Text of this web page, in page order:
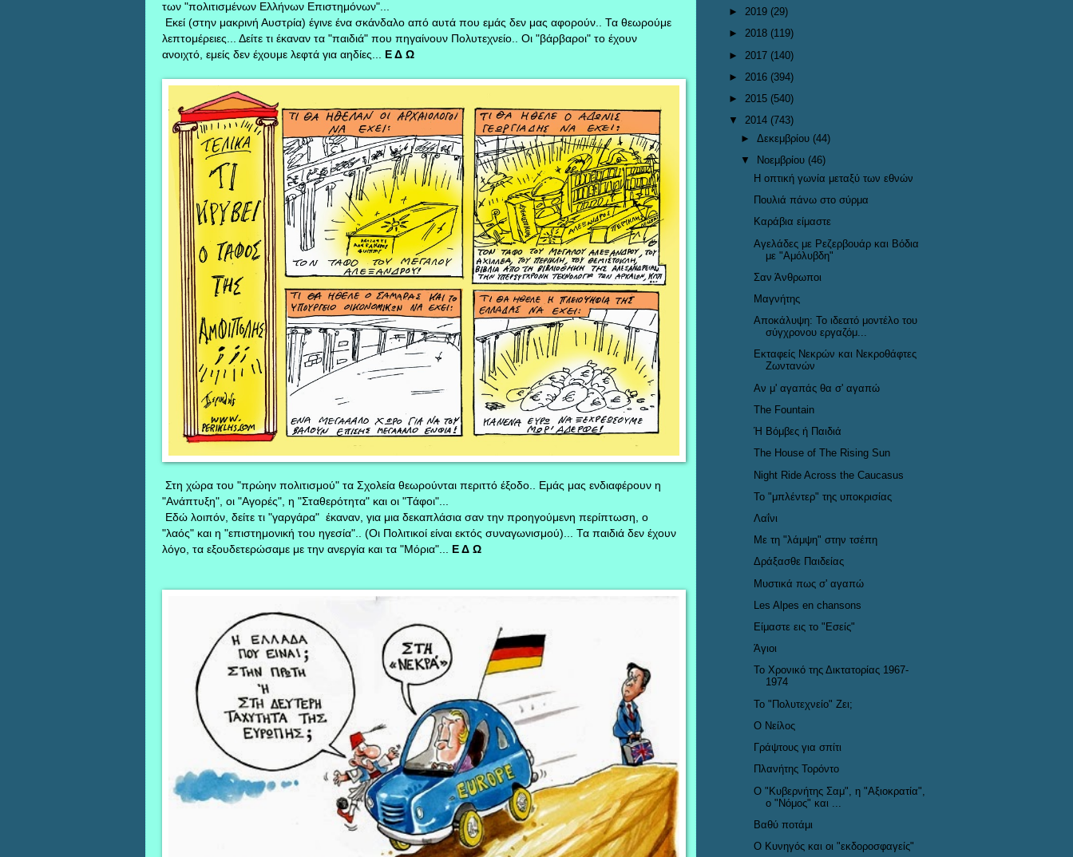
των "πολιτισμένων Ελλήνων Επιστημόνων"...
Εκεί (στην μακρινή Αυστρία) έγινε ένα σκάνδαλο από αυτά που εμάς δεν μας αφορούν.. Τα θεωρούμε
λεπτομέρειες... Δείτε τι έκαναν τα "παιδιά" που πηγαίνουν Πολυτεχνείο.. Οι "βάρβαροι" το έχουν
ανοιχτό, εμείς δεν έχουμε λεφτά για αηδίες... Ε Δ Ω
Στη χώρα του "πρώην πολιτισμού" τα Σχολεία θεωρούνται περιττό έξοδο.. Εμάς μας ενδιαφέρουν η
"Ανάπτυξη", οι "Αγορές", η "Σταθερότητα" και οι "Τάφοι"...
Εδώ λοιπόν, δείτε τι "γαργάρα" έκαναν, για μια δεκαπλάσια σαν την προηγούμενη περίπτωση, ο
"λαός" και η "επιστημονική του ηγεσία".. (Οι Πολιτικοί είναι εκτός συναγωνισμού)... Τα παιδιά δεν έχουν
λόγο, τα εξουδετερώσαμε με την ανεργία και τα "Μόρια"...
Ε Δ Ω
► 2019 (29)
► 2018 (119)
► 2017 (140)
► 2016 (394)
► 2015 (540)
▼ 2014 (743)
►Δεκεμβρίου (44)
▼
Νοεμβρίου (46)
Η οπτική γωνία μεταξύ των εθνών
Πουλιά πάνω στο σύρμα
Καράβια είμαστε
Αγελάδες με Ρεζερβουάρ και Βόδια
με "Αμόλυβδη"
Σαν Άνθρωποι
Μαγνήτης
Αποκάλυψη: Το ιδεατό μοντέλο του
σύγχρονου εργαζόμ...
Εκταφείς Νεκρών και Νεκροθάφτες
Ζωντανών
Αν μ' αγαπάς θα σ' αγαπώ
The Fountain
Ή Βόμβες ή Παιδιά
The House of The Rising Sun
Night Ride Across the Caucasus
Το "μπλέντερ" της υποκρισίας
Λαΐνι
Με τη "λάμψη" στην τσέπη
Δράξασθε Παιδείας
Μυστικά πως σ' αγαπώ
Les Alpes en chansons
Είμαστε εις το "Εσείς"
Άγιοι
Το Χρονικό της Δικτατορίας 1967-
1974
Το "Πολυτεχνείο" Ζει;
Ο Νείλος
Γράψτους για σπίτι
Πλανήτης Τορόντο
Ο "Κυβερνήτης Σαμ", η "Αξιοκρατία",
ο "Νόμος" και ...
Βαθύ ποτάμι
Ο Κυνηγός και οι "εκδοροσφαγείς"